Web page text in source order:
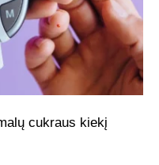
cukraus kiekį